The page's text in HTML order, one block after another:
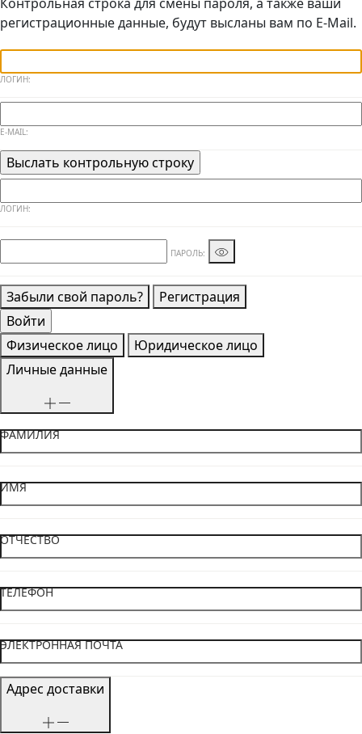
регистрационные данные, будут высланы вам по E-Mail.
ЛОГИН:
E-MAIL:
ЛОГИН:
ПАРОЛЬ:
Забыли свой пароль? Регистрация
Физическое лицо
Юридическое лицо
Личные данные
ФАМИЛИЯ
ИМЯ
ОТЧЕСТВО
ТЕЛЕФОН
ЭЛЕКТРОННАЯ ПОЧТА
Адрес доставки